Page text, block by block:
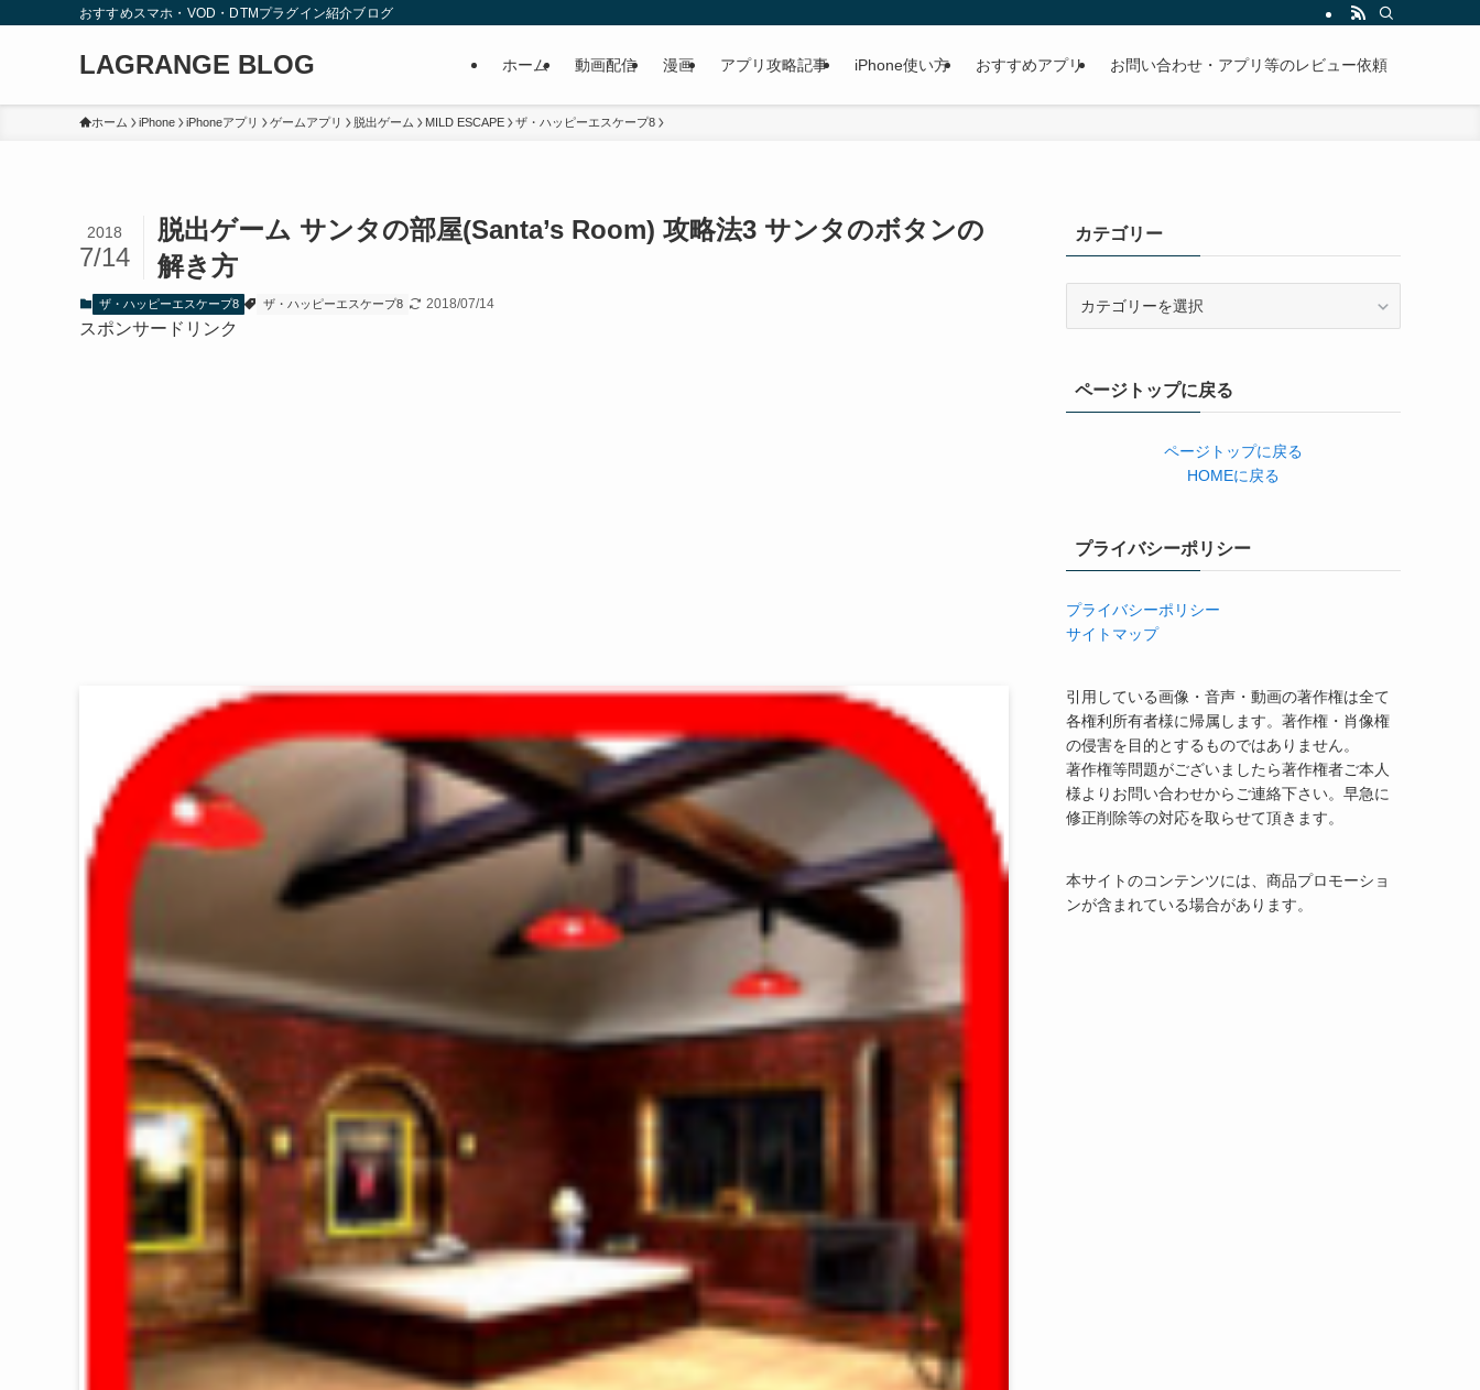
おすすめスマホ・VOD・DTMプラグイン紹介ブログ
LAGRANGE BLOG ホーム 動画配信 漫画 アプリ攻略記事 iPhone使い方 おすすめアプリ お問い合わせ・アプリ等のレビュー依頼
ホーム iPhone iPhoneアプリ ゲームアプリ 脱出ゲーム MILD ESCAPE ザ・ハッピーエスケープ8
脱出ゲーム サンタの部屋(Santa’s Room) 攻略法3 サンタのボタンの
解き方
2018
7/14
ザ・ハッピーエスケープ8 ザ・ハッピーエスケープ8 2018/07/14
スポンサードリンク
カテゴリー
ーページトップに戻る
ページトップに戻る
HOMEに戻る
プライバシーポリシー
プライバシーポリシー
サイトマップ
引用している画像・音声・動画の著作権は全て
各権利所有者様に帰属します。著作権・肖像権
の侵害を目的とするものではありません。
著作権等問題がございましたら著作権者ご本人
様よりお問い合わせからご連絡下さい。早急に
修正削除等の対応を取らせて頂きます。
本サイトのコンテンツには、商品プロモーショ
ンが含まれている場合があります。